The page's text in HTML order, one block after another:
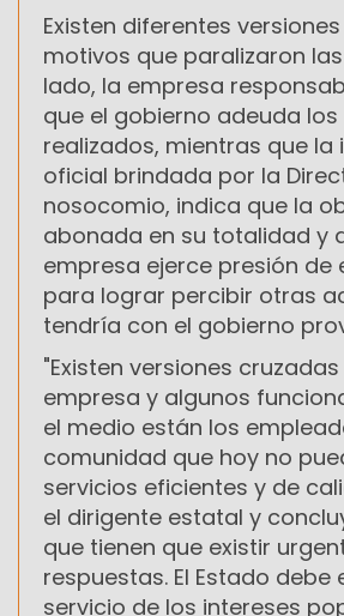
Existen diferentes
motivos que paralizaron
lado, la empresa
que el gobierno adeuda
realizados, mientras que la
oficial brindada por la
nosocomio, indica que la
abonada en su totalidad y
empresa ejerce presión de
para lograr percibir otras
tendría con el gobierno
"Existen versiones
empresa y algunos
el medio están los
comunidad que hoy no
servicios eficientes y de
el dirigente estatal y
que tienen que existir
respuestas. El Estado debe
servicio de los intereses